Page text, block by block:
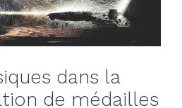
dans la
de médailles